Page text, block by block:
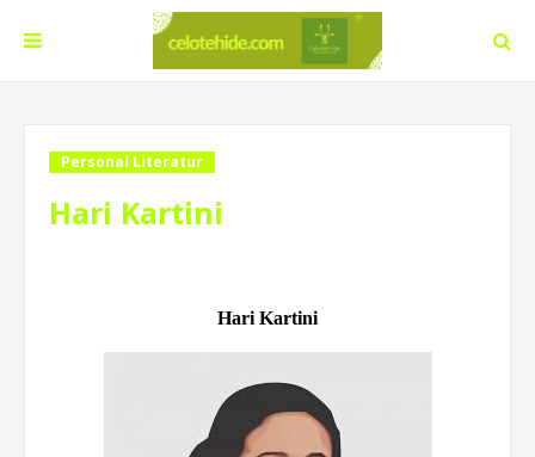
Personal Literatur
Hari Kartini
Hari Kartini